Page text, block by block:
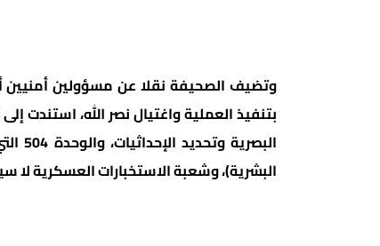
وتضيف الصحيفة نقلا عن مسؤولين أمنيين
البصرية وتحديد الإحداثيات، والوحدة 504 التي تشغل العملاء (المتخصصة في جمع المعلومات
البشرية)، وشعبة الاستخبارات العسكرية لا سيما الوحدة 8200 (التي تعتمد على